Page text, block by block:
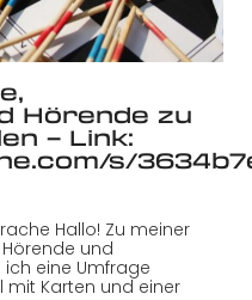
Hörende zu
– Link:
s/
Hallo! Zu meiner
und
eine Umfrage
mit Karten und einer